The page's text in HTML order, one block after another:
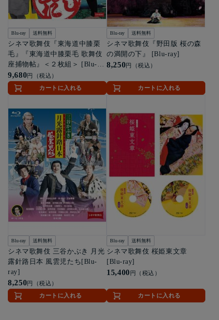
Blu-ray 送料無料
シネマ歌舞伎『東海道中膝栗
毛』『東海道中膝栗毛 歌舞伎
座捕物帖』＜２枚組＞ [Blu-
ray]
9,680円（税込）
カートに入れる
Blu-ray 送料無料
シネマ歌舞伎『野田版 桜の森
の満開の下』 [Blu-ray]
8,250円（税込）
カートに入れる
Blu-ray 送料無料
シネマ歌舞伎 三谷かぶき 月光
露針路日本 風雲児たち[Blu-
ray]
8,250円（税込）
カートに入れる
Blu-ray 送料無料
シネマ歌舞伎 桜姫東文章
[Blu-ray]
15,400 円（税込）
カートに入れる